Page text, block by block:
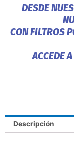
DESDE
CON FILTROS
ACCEDE
Descripción